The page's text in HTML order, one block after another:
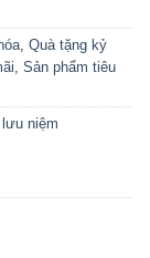
, Quà tặng kỷ
, Sản phẩm tiêu
niệm